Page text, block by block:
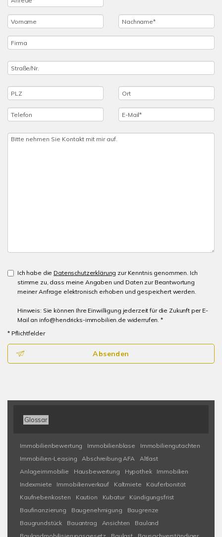
Ich habe die Datenschutzerklärung zur Kenntnis genommen. Ich
stimme zu, dass meine Angaben und Daten zur Beantwortung
meiner Anfrage elektronisch erhoben und gespeichert werden.
Hinweis: Sie können Ihre Einwilligung jederzeit für die Zukunft per E-
Mail an info@hendricks-immobilien.de widerrufen. *
* Pflichtfelder
Absenden
Glossar
Immobilienbewertung Immobilienblase
Immobiliengutachten
Immobilien-Leasing
Abschreibung AFA
Altlast
Anlageimmobilie
Hausbewertung Hypothek
Immobilien
Indexmiete
Immobilienverkauf Kaltmiete
Käuferbonität
Kaufnebenkosten
Kaution Kubatur
Kündigungsfrist
Baufinanzierung
Baugenehmigung
Baugrenze
Baugrundstück
Bauantrag Ansichten
Bauland